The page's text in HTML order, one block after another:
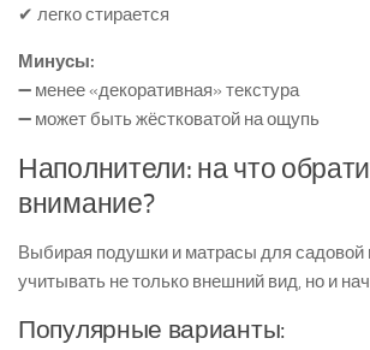
✔ легко стирается
Минусы:
➖ менее «декоративная» текстура
➖ может быть жёстковатой на ощупь
Наполнители: на что
внимание?
Выбирая подушки и матрасы для садовой
учитывать не только внешний вид, но и
Популярные варианты: